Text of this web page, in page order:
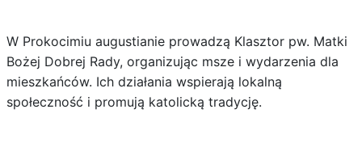
W Prokocimiu augustianie prowadzą Klasztor pw. Matki
Bożej Dobrej Rady, organizując msze i wydarzenia dla
mieszkańców. Ich działania wspierają lokalną
społeczność i promują katolicką tradycję.